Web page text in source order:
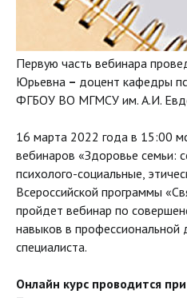
Первую часть вебинара
Юрьевна – доцент кафедры
ФГБОУ ВО МГМСУ им. А.И.
16 марта 2022 года в 15:00
вебинаров «Здоровье семьи:
психолого-социальные,
Всероссийской программы
пройдет вебинар по
навыков в профессиональной
специалиста.
Онлайн курс проводится